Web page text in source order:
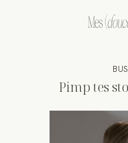
Pimp tes